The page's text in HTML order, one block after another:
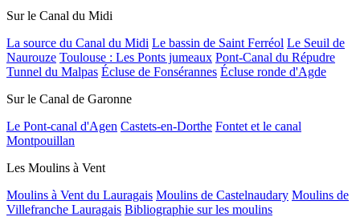
Sur le Canal du Midi
La source du Canal du Midi Le bassin de Saint Ferréol Le Seuil de
Naurouze Toulouse : Les Ponts jumeaux Pont-Canal du Répudre
Tunnel du Malpas Écluse de Fonsérannes Écluse ronde d'Agde
Sur le Canal de Garonne
Le Pont-canal d'Agen Castets-en-Dorthe Fontet et le canal
Montpouillan
Les Moulins à Vent
Moulins à Vent du Lauragais Moulins de Castelnaudary Moulins de
Villefranche Lauragais Bibliographie sur les moulins